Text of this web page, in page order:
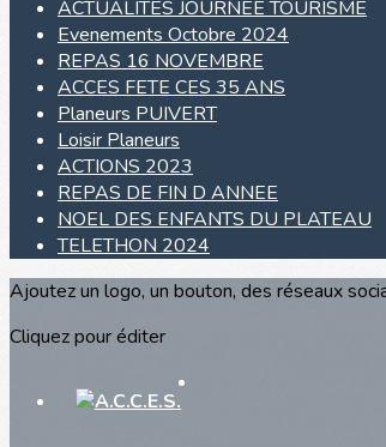
ACTUALITES JOURNEE TOURISME
Evenements Octobre 2024
REPAS 16 NOVEMBRE
ACCES FETE CES 35 ANS
Planeurs PUIVERT
Loisir Planeurs
ACTIONS 2023
REPAS DE FIN D ANNEE
NOEL DES ENFANTS DU PLATEAU
TELETHON 2024
Ajoutez un logo, un bouton, des réseaux
Cliquez pour éditer